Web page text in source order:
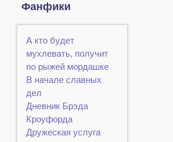
Фанфики
А кто будет
мухлевать, получит
по рыжей мордашке
В начале славных
дел
Дневник Брэда
Кроуфорда
Дружеская услуга